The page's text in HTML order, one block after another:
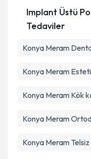
Implant Üstü
Tedaviler
Konya Meram
Konya Meram
Konya Meram Kök
Konya Meram
Konya Meram